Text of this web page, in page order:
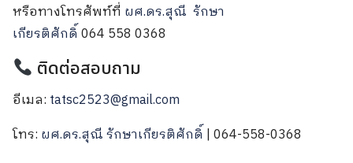
หรือทางโทรศัพท์ที่ ผศ.ดร.สุณี รักษา
เกียรติศักดิ์ 064 558 0368
ติดต่อสอบถาม
อีเมล: tatsc2523@gmail.com
โทร: ผศ.ดร.สุณี รักษาเกียรติศักดิ์ | 064-558-0368